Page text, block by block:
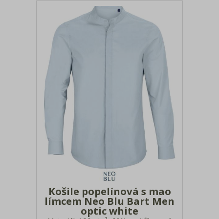
Košile popelínová s mao
límcem Neo Blu Bart Men
optic white